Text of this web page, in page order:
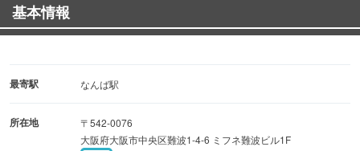
☆毎日仕入れる新鮮な食材を一串一串丁寧に仕込み、オリ
ーブオイルを用いて鉄板で焼き上げます！
おもてなしさせていただきます。
基本情報
最寄駅 なんば駅
所在地
〒542-0076
大阪府大阪市中央区難波1-4-6 ミフネ難波ビル1F